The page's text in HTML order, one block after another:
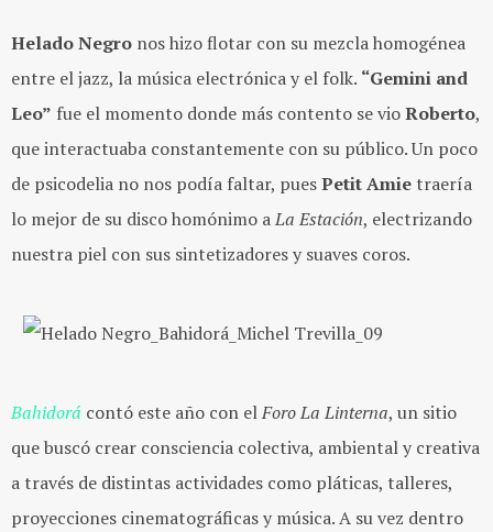
Helado Negro nos hizo flotar con su mezcla homogénea
entre el jazz, la música electrónica y el folk. “Gemini and
Leo” fue el momento donde más contento se vioRoberto,
que interactuaba constantemente con su público. Un poco
de psicodelia no nos podía faltar, puesPetit Amie traería
lo mejor de su disco homónimo aLa Estación, electrizando
nuestra piel con sus sintetizadores y suaves coros.
Bahidorá contó este año con elForo La Linterna, un sitio
que buscó crear consciencia colectiva, ambiental y creativa
a través de distintas actividades como pláticas, talleres,
proyecciones cinematográficas y música. A su vez dentro